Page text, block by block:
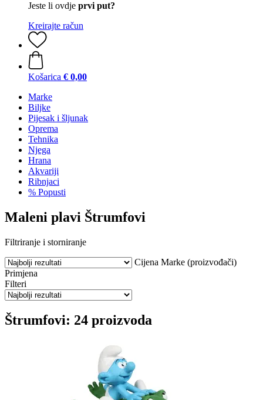
Jeste li ovdje prvi put?
Kreirajte račun
Košarica € 0,00
Marke
Biljke
Pijesak i šljunak
Oprema
Tehnika
Njega
Hrana
Akvariji
Ribnjaci
% Popusti
Maleni plavi Štrumfovi
Filtriranje i storniranje
Cijena Marke (proizvođači)
Primjena
Filteri
Štrumfovi: 24 proizvoda